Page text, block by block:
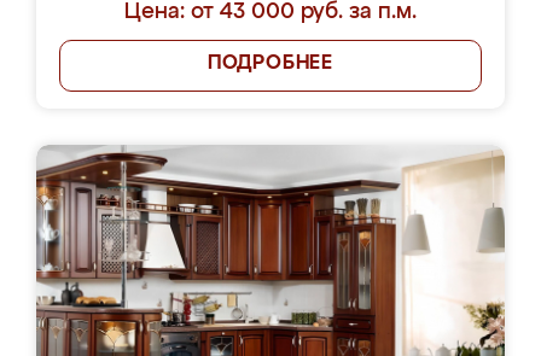
Цена: от 43 000 руб. за п.м.
ПОДРОБНЕЕ